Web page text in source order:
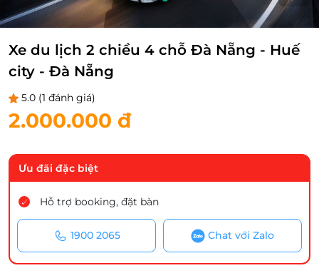
Xe du lịch 2 chiều 4 chỗ Đà Nẵng - Huế
city - Đà Nẵng
5.0 (1 đánh giá)
2.000.000 đ
Ưu đãi đặc biệt
Hỗ trợ booking, đặt bàn
1900 2065 Chat với Zalo